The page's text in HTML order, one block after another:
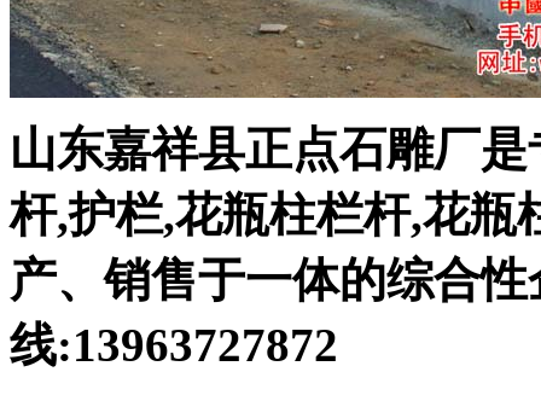
山东嘉祥县正点石雕厂
杆,护栏,花瓶柱栏杆,花瓶
产、销售于一体的综合
线:13963727872